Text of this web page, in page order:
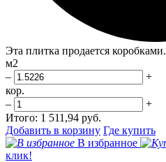
Эта плитка продается коробками.
м2
–
+
кор.
–
+
Итого: 1 511,94 руб.
Добавить в корзину Где купить
В избранное
клик!